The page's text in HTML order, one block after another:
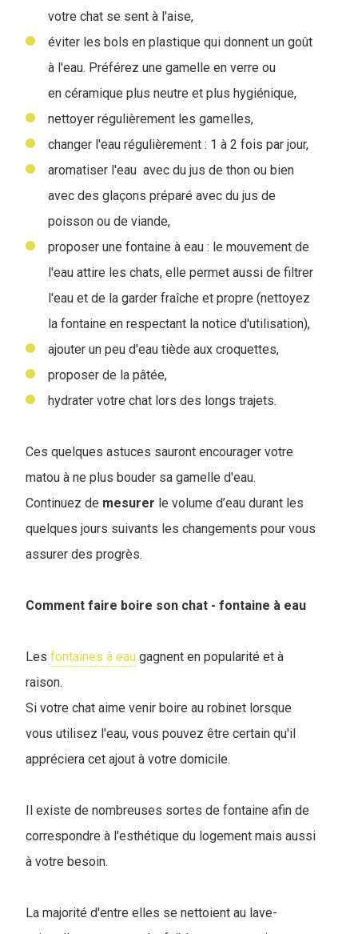
votre chat se sent à l'aise,
éviter les bols en plastique qui donnent un goût
à l'eau. Préférez une gamelle en verre ou
en céramique plus neutre et plus hygiénique,
nettoyer régulièrement les gamelles,
changer l'eau régulièrement : 1 à 2 fois par jour,
aromatiser l'eau avec du jus de thon ou bien
avec des glaçons préparé avec du jus de
poisson ou de viande,
proposer une fontaine à eau : le mouvement de
l'eau attire les chats, elle permet aussi de filtrer
l'eau et de la garder fraîche et propre (nettoyez
la fontaine en respectant la notice d'utilisation),
ajouter un peu d'eau tiède aux croquettes,
proposer de la pâtée,
hydrater votre chat lors des longs trajets.
Ces quelques astuces sauront encourager votre
matou à ne plus bouder sa gamelle d'eau.
Continuez de mesurer le volume d’eau durant les
quelques jours suivants les changements pour vous
assurer des progrès.
Comment faire boire son chat - fontaine à eau
Les fontaines à eau gagnent en popularité et à
raison.
Si votre chat aime venir boire au robinet lorsque
vous utilisez l'eau, vous pouvez être certain qu'il
appréciera cet ajout à votre domicile.
Il existe de nombreuses sortes de fontaine afin de
correspondre à l'esthétique du logement mais aussi
à votre besoin.
La majorité d'entre elles se nettoient au lave-